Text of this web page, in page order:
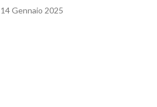
14 Gennaio 2025